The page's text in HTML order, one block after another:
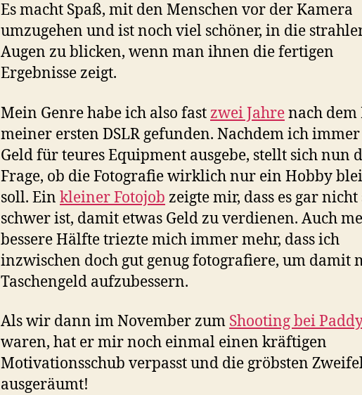
Es macht Spaß, mit den Menschen vor der Kamera
umzugehen und ist noch viel schöner, in die
Augen zu blicken, wenn man ihnen die fertigen
Ergebnisse zeigt.
Mein Genre habe ich also fastzwei Jahrenach dem
meiner ersten DSLR gefunden. Nachdem ich
Geld für teures Equipment ausgebe, stellt sich nun
Frage, ob die Fotografie wirklich nur ein Hobby
soll. Ein kleiner Fotojob zeigte mir, dass es gar nicht
schwer ist, damit etwas Geld zu verdienen. Auch
bessere Hälfte triezte mich immer mehr, dass ich
inzwischen doch gut genug fotografiere, um damit
Taschengeld aufzubessern.
Als wir dann im November zum Shooting bei
waren, hat er mir noch einmal einen kräftigen
Motivationsschub verpasst und die gröbsten
ausgeräumt!